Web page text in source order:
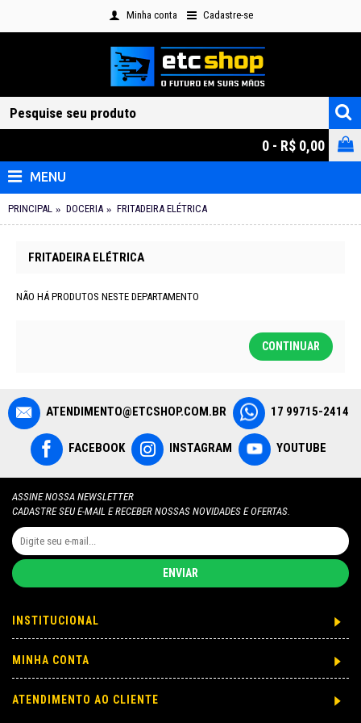
Minha conta Cadastre-se
0 - R$ 0,00
MENU
PRINCIPAL DOCERIA FRITADEIRA ELÉTRICA
FRITADEIRA ELÉTRICA
NÃO HÁ PRODUTOS NESTE DEPARTAMENTO
CONTINUAR
ATENDIMENTO@ETCSHOP.COM.BR 17 99715-2414
FACEBOOK INSTAGRAM YOUTUBE
ASSINE NOSSA NEWSLETTER
CADASTRE SEU E-MAIL E RECEBER NOSSAS NOVIDADES E OFERTAS.
ENVIAR
INSTITUCIONAL
MINHA CONTA
ATENDIMENTO AO CLIENTE